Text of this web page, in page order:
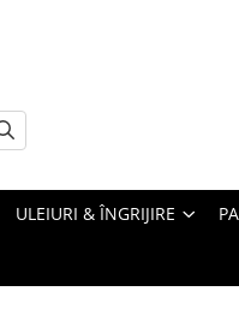
ULEIURI & ÎNGRIJIRE